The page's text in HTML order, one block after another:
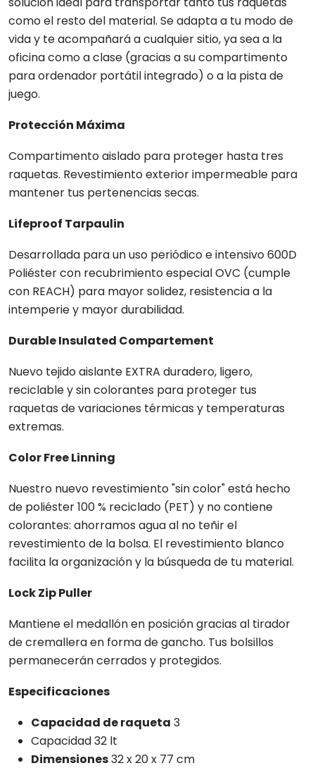
como el resto del material. Se adapta a tu modo de
vida y te acompañará a cualquier sitio, ya sea a la
oficina como a clase (gracias a su compartimento
para ordenador portátil integrado) o a la pista de
juego.
Protección Máxima
Compartimento aislado para proteger hasta tres
raquetas. Revestimiento exterior impermeable para
mantener tus pertenencias secas.
Lifeproof Tarpaulin
Desarrollada para un uso periódico e intensivo 600D
Poliéster con recubrimiento especial OVC (cumple
con REACH) para mayor solidez, resistencia a la
intemperie y mayor durabilidad.
Durable Insulated Compartement
Nuevo tejido aislante EXTRA duradero, ligero,
reciclable y sin colorantes para proteger tus
raquetas de variaciones térmicas y temperaturas
extremas.
Color Free Linning
Nuestro nuevo revestimiento "sin color" está hecho
de poliéster 100 % reciclado (PET) y no contiene
colorantes: ahorramos agua al no teñir el
revestimiento de la bolsa. El revestimiento blanco
facilita la organización y la búsqueda de tu material.
Lock Zip Puller
Mantiene el medallón en posición gracias al tirador
de cremallera en forma de gancho. Tus bolsillos
permanecerán cerrados y protegidos.
Especificaciones
Capacidad de raqueta 3
Capacidad 32 lt
Dimensiones32 x 20 x 77 cm